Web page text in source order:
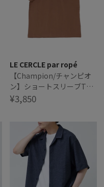
LE CERCLE par ropé
【Champion/チャンピオ
ン】ショートスリーブTシ
ャツ
¥3,850